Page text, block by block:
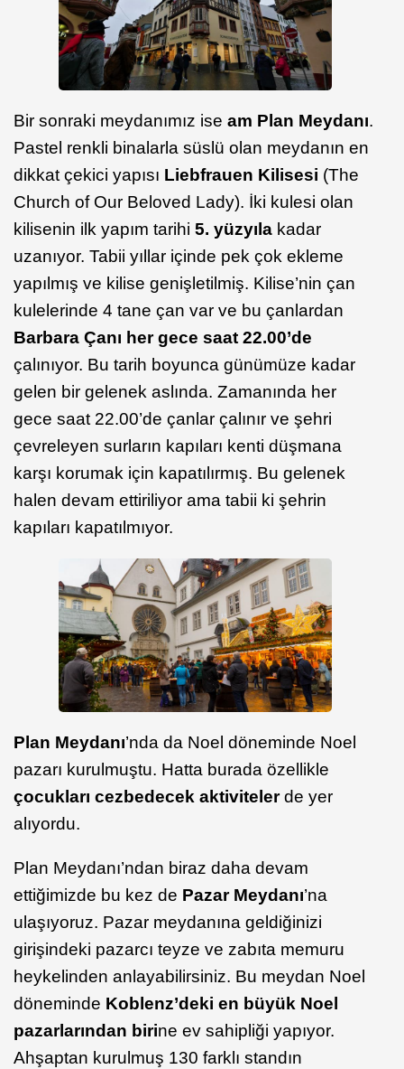
Bir sonraki meydanımız ise am Plan Meydanı.
Pastel renkli binalarla süslü olan meydanın en
dikkat çekici yapısı Liebfrauen Kilisesi (The
Church of Our Beloved Lady). İki kulesi olan
kilisenin ilk yapım tarihi 5. yüzyıla kadar
uzanıyor. Tabii yıllar içinde pek çok ekleme
yapılmış ve kilise genişletilmiş. Kilise’nin çan
kulelerinde 4 tane çan var ve bu çanlardan
Barbara Çanı her gece saat 22.00’de
çalınıyor. Bu tarih boyunca günümüze kadar
gelen bir gelenek aslında. Zamanında her
gece saat 22.00’de çanlar çalınır ve şehri
çevreleyen surların kapıları kenti düşmana
karşı korumak için kapatılırmış. Bu gelenek
halen devam ettiriliyor ama tabii ki şehrin
kapıları kapatılmıyor.
Plan Meydanı’nda da Noel döneminde Noel
pazarı kurulmuştu. Hatta burada özellikle
çocukları cezbedecek aktivitelerde yer
alıyordu.
Plan Meydanı’ndan biraz daha devam
ettiğimizde bu kez de Pazar Meydanı’na
ulaşıyoruz. Pazar meydanına geldiğinizi
girişindeki pazarcı teyze ve zabıta memuru
heykelinden anlayabilirsiniz. Bu meydan Noel
döneminde Koblenz’deki en büyük Noel
pazarlarından birine ev sahipliği yapıyor.
Ahşaptan kurulmuş 130 farklı standın